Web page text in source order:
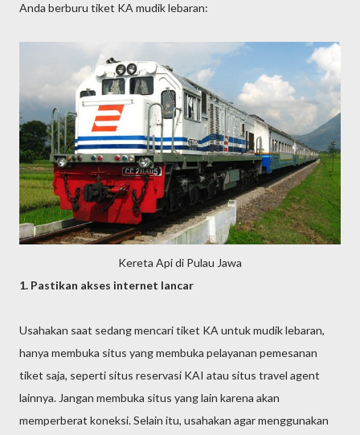
Anda berburu tiket KA mudik lebaran:
Kereta Api di Pulau Jawa
1. Pastikan akses internet lancar
Usahakan saat sedang mencari tiket KA untuk mudik lebaran,
hanya membuka situs yang membuka pelayanan pemesanan
tiket saja, seperti situs reservasi KAI atau situs travel agent
lainnya. Jangan membuka situs yang lain karena akan
memperberat koneksi. Selain itu, usahakan agar menggunakan